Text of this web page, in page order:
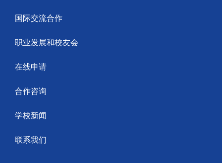
国际交流合作
职业发展和校友会
在线申请
合作咨询
学校新闻
联系我们